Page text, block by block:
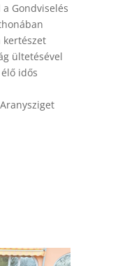
Gondviselés
kertészet
ültetésével
idős